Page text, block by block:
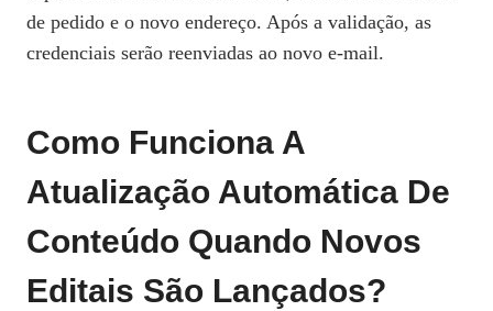
de pedido e o novo endereço. Após a validação, as
credenciais serão reenviadas ao novo e‑mail.
Como Funciona A
Atualização Automática De
Conteúdo Quando Novos
Editais São Lançados?